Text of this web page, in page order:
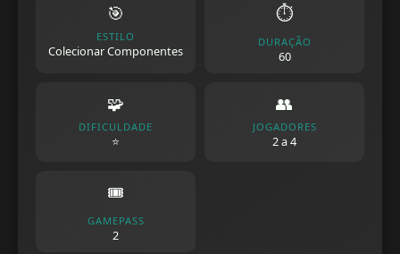
🎯
ESTILO
Colecionar Componentes
⏱️
DURAÇÃO
60
🧩
DIFICULDADE
⭐
👥
JOGADORES
2 a 4
🎟️
GAMEPASS
2